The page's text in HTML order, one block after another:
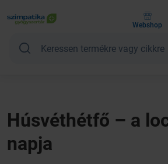
Webshop
Húsvéthétfő – a
napja